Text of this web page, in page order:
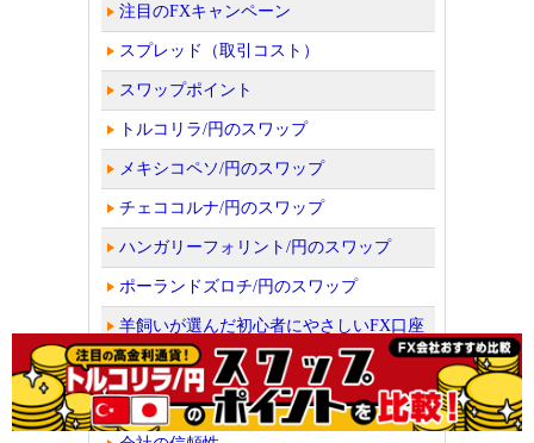
注目のFXキャンペーン
スプレッド（取引コスト）
スワップポイント
トルコリラ/円のスワップ
メキシコペソ/円のスワップ
チェココルナ/円のスワップ
ハンガリーフォリント/円のスワップ
ポーランドズロチ/円のスワップ
羊飼いが選んだ初心者にやさしいFX口座
少額で取引できるFX口座
取扱通貨ペア数や取引量ランキング